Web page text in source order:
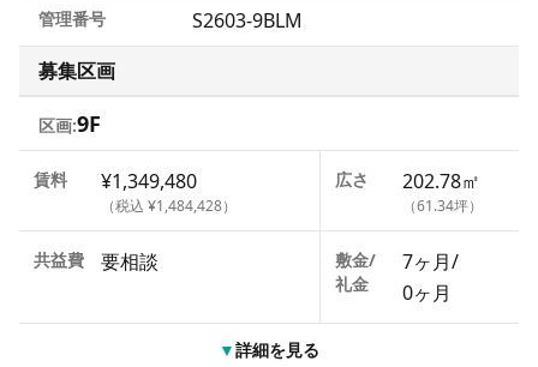
管理番号
S2603-9BLM
募集区画
区画:9F
賃料 ¥1,349,480
（税込 ¥1,484,428）
広さ 202.78㎡
（61.34坪）
共益費 要相談
敷金/
礼金
7ヶ月/
0ヶ月
▼詳細を見る